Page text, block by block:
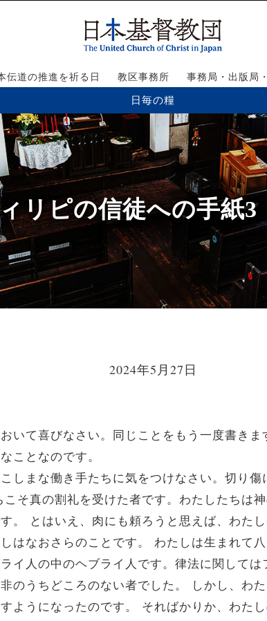
伝道の推進を祈る日 教区事務所 事務局・出版局
日毎の糧
リピの信徒への手紙3
2024年5月27日
いて喜びなさい。同じことをもう一度書き
ことなのです。
しまな働き手たちに気をつけなさい。切り傷
そ真の割礼を受けた者です。わたしたちは
。 とはいえ、肉にも頼ろうと思えば、わた
はなおさらのことです。 わたしは生まれて
イ人の中のヘブライ人です。律法に関して
のうちどころのない者でした。 しかし、わ
ようになったのです。 そればかりか、わた